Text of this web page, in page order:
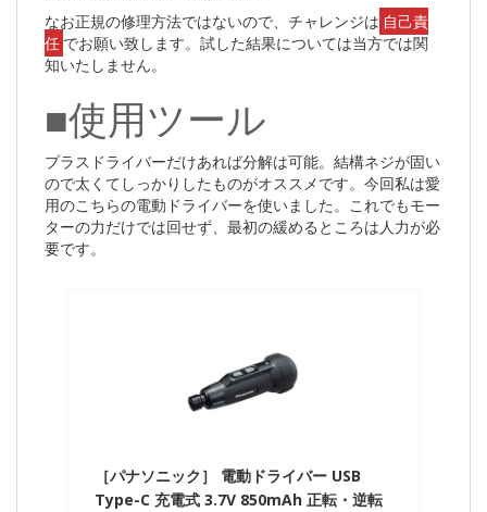
なお正規の修理方法ではないので、チャレンジは 自己責
任 でお願い致します。試した結果については当方では関
知いたしません。
■使用ツール
プラスドライバーだけあれば分解は可能。結構ネジが固い
ので太くてしっかりしたものがオススメです。今回私は愛
用のこちらの電動ドライバーを使いました。これでもモー
ターの力だけでは回せず、最初の緩めるところは人力が必
要です。
［パナソニック］ 電動ドライバー USB
Type-C 充電式 3.7V 850mAh 正転・逆転